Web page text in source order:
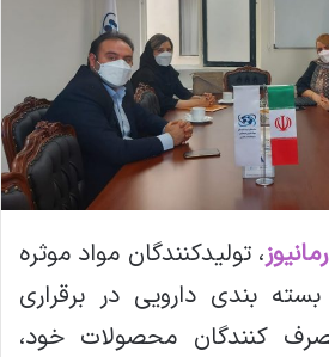
، تولیدکنندگان مواد موثره
بندی دارویی در برقراری
کنندگان محصولات خود،